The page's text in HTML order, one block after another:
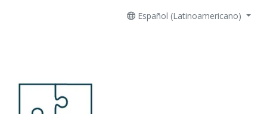
Español (Latinoamericano)